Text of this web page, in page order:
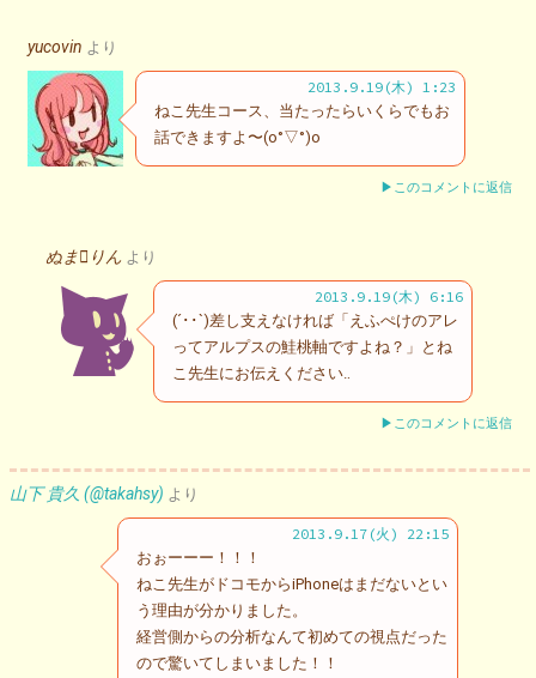
yucovin より
2013.9.19(木) 1:23
ねこ先生コース、当たったらいくらでもお
話できますよ〜(o°▽°)o
▶このコメントに返信
ぬまりん より
2013.9.19(木) 6:16
(´･･`)差し支えなければ「えふぺけのアレ
ってアルプスの鮭桃軸ですよね？」とね
こ先生にお伝えください‥
▶このコメントに返信
山下 貴久 (@takahsy) より
2013.9.17(火) 22:15
おぉーーー！！！
ねこ先生がドコモからiPhoneはまだないとい
う理由が分かりました。
経営側からの分析なんて初めての視点だった
ので驚いてしまいました！！